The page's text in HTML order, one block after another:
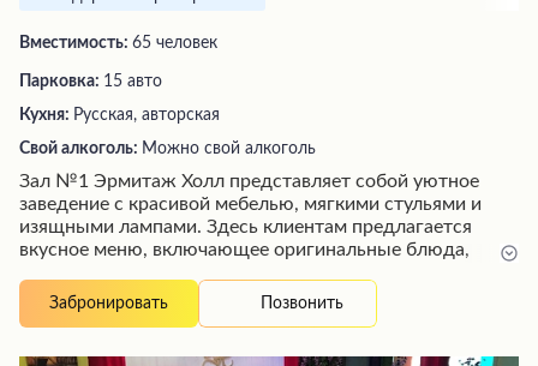
Вместимость: 65 человек
Парковка: 15 авто
Кухня: Русская, авторская
Свой алкоголь: Можно свой алкоголь
Зал №1 Эрмитаж Холл представляет собой уютное
заведение с красивой мебелью, мягкими стульями и
изящными лампами. Здесь клиентам предлагается
вкусное меню, включающее оригинальные блюда,
профессиональному обслуживанию администраторов и
официантов, а также наличию караоке, посетители
Забронировать Позвонить